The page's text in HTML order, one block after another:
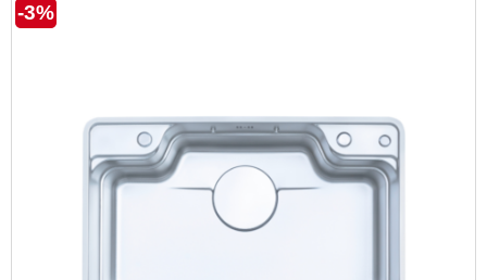
-3%